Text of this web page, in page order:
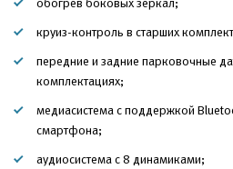
круиз-контроль в старших
передние и задние парковочные
комплектациях;
медиасистема с поддержкой
смартфона;
аудиосистема с 8 динамиками;